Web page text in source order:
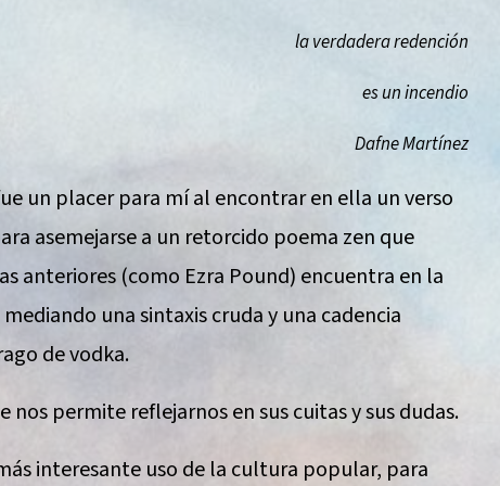
la verdadera redención
es un incendio
Dafne Martínez
un placer para mí al encontrar en ella un verso
asemejarse a un retorcido poema zen que
anteriores (como Ezra Pound) encuentra en la
una sintaxis cruda y una cadencia
de vodka.
permite reflejarnos en sus cuitas y sus dudas.
interesante uso de la cultura popular, para